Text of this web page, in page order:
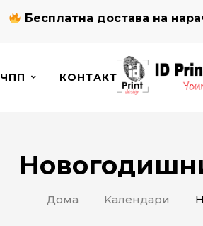
Бесплатна достава на
ЧПП КОНТАКТ
Дома Kалендари